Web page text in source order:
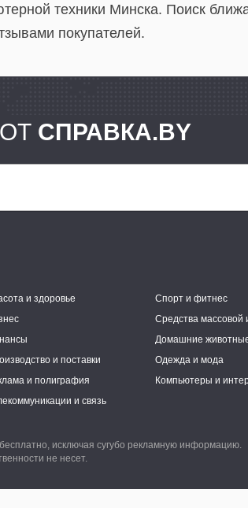
техники Минска. Поиск
покупателей.
СПРАВКА.BY
и здоровье
Спорт и фитнес
Средства
Домашние
и поставки
Одежда и мода
и полиграфия
Компьютеры и
и связь
исключая сугубо рекламную информацию.
не несет.